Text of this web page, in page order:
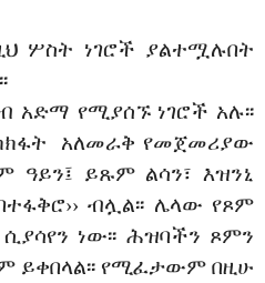
ሦስት ነገሮች ያልተሟሉበት
አድማ የሚያሰኙ ነገሮች አሉ፡፡
አለመራቅ የመጀመሪያው
ዓይን፤ ይጹም ልሳን፣ እዝንኒ
ብሏል፡፡ ሌላው የጾም
ነው፡፡ ሕዝባችን ጾምን
የሚፈታውም በዚሁ